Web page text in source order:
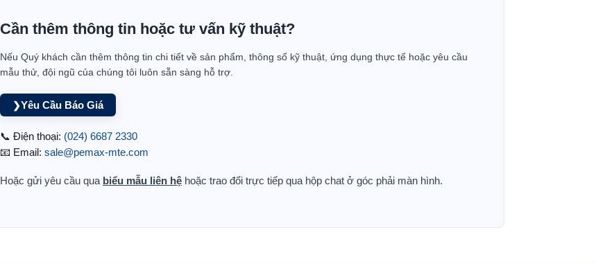
Cần thêm thông tin hoặc tư vấn kỹ thuật?
Nếu Quý khách cần thêm thông tin chi tiết về sản phẩm, thông số kỹ thuật, ứng dụng thực tế hoặc yêu cầu
mẫu thử, đội ngũ của chúng tôi luôn sẵn sàng hỗ trợ.
❯Yêu Cầu Báo Giá
📞 Điện thoại: (024) 6687 2330
📧 Email: sale@pemax-mte.com
Hoặc gửi yêu cầu qua biểu mẫu liên hệ hoặc trao đổi trực tiếp qua hộp chat ở góc phải màn hình.